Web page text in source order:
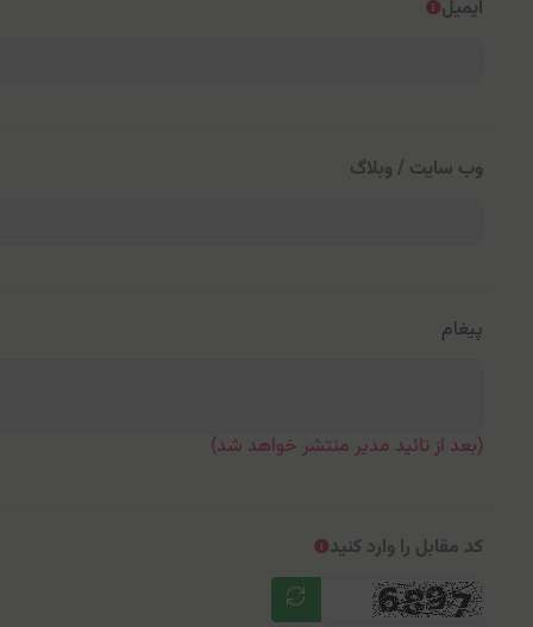
ایمیل
وب سایت / وبلاگ
پیغام
(بعد از تائید مدیر منتشر خواهد شد)
کد مقابل را وارد کنید